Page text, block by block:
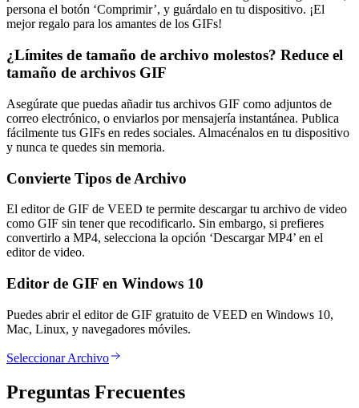
persona el botón ‘Comprimir’, y guárdalo en tu dispositivo. ¡El
mejor regalo para los amantes de los GIFs!
¿Límites de tamaño de archivo molestos? Reduce el
tamaño de archivos GIF
Asegúrate que puedas añadir tus archivos GIF como adjuntos de
correo electrónico, o enviarlos por mensajería instantánea. Publica
fácilmente tus GIFs en redes sociales. Almacénalos en tu dispositivo
y nunca te quedes sin memoria.
Convierte Tipos de Archivo
El editor de GIF de VEED te permite descargar tu archivo de video
como GIF sin tener que recodificarlo. Sin embargo, si prefieres
convertirlo a MP4, selecciona la opción ‘Descargar MP4’ en el
editor de video.
Editor de GIF en Windows 10
Puedes abrir el editor de GIF gratuito de VEED en Windows 10,
Mac, Linux, y navegadores móviles.
Seleccionar Archivo
Preguntas Frecuentes